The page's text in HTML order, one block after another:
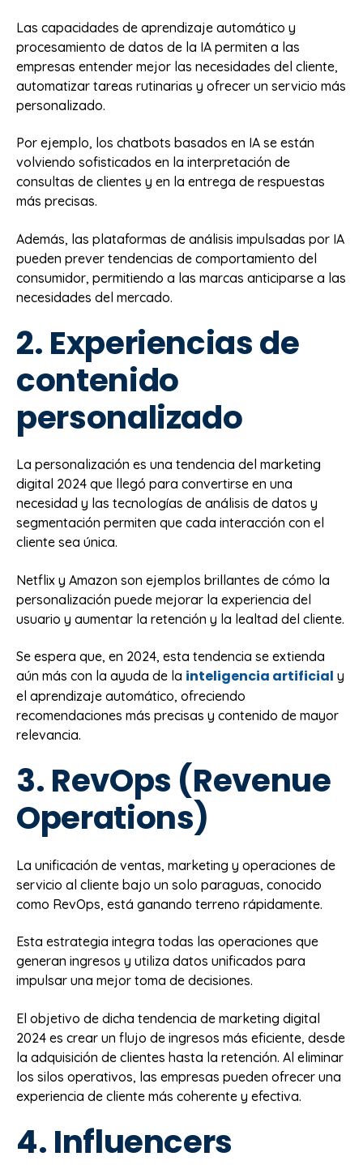
Las capacidades de aprendizaje automático y
procesamiento de datos de la IA permiten a las
empresas entender mejor las necesidades del cliente,
automatizar tareas rutinarias y ofrecer un servicio más
personalizado.
Por ejemplo, los chatbots basados en IA se están
volviendo sofisticados en la interpretación de
consultas de clientes y en la entrega de respuestas
más precisas.
Además, las plataformas de análisis impulsadas por IA
pueden prever tendencias de comportamiento del
consumidor, permitiendo a las marcas anticiparse a las
necesidades del mercado.
2. Experiencias de
contenido
personalizado
La personalización es una tendencia del marketing
digital 2024 que llegó para convertirse en una
necesidad y las tecnologías de análisis de datos y
segmentación permiten que cada interacción con el
cliente sea única.
Netflix y Amazon son ejemplos brillantes de cómo la
personalización puede mejorar la experiencia del
usuario y aumentar la retención y la lealtad del cliente.
Se espera que, en 2024, esta tendencia se extienda
aún más con la ayuda de la inteligencia artificial y
el aprendizaje automático, ofreciendo
recomendaciones más precisas y contenido de mayor
relevancia.
3. RevOps (Revenue
Operations)
La unificación de ventas, marketing y operaciones de
servicio al cliente bajo un solo paraguas, conocido
como RevOps, está ganando terreno rápidamente.
Esta estrategia integra todas las operaciones que
generan ingresos y utiliza datos unificados para
impulsar una mejor toma de decisiones.
El objetivo de dicha tendencia de marketing digital
2024 es crear un flujo de ingresos más eficiente, desde
la adquisición de clientes hasta la retención. Al eliminar
los silos operativos, las empresas pueden ofrecer una
experiencia de cliente más coherente y efectiva.
4. Influencers